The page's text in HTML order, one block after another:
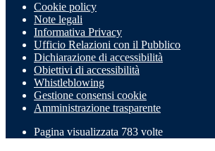
Cookie policy
Note legali
Informativa Privacy
Ufficio Relazioni con il Pubblico
Dichiarazione di accessibilità
Obiettivi di accessibilità
Whistleblowing
Gestione consensi cookie
Amministrazione trasparente
Pagina visualizzata 783 volte